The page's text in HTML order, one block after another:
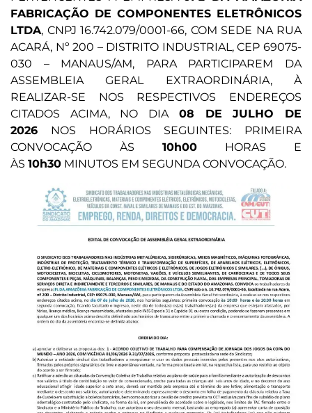
FABRICAÇÃO DE COMPONENTES ELETRÔNICOS
LTDA, CNPJ 16.742.079/0001-66, COM SEDE NA RUA
ACARÁ, Nº 200 – DISTRITO INDUSTRIAL, CEP 69075-
030 – MANAUS/AM, PARA PARTICIPAREM DA
ASSEMBLEIA GERAL EXTRAORDINÁRIA, À
REALIZAR-SE NOS RESPECTIVOS ENDEREÇOS
CITADOS ACIMA, NO DIA 08 DE JULHO DE
2026 NOS HORÁRIOS SEGUINTES: PRIMEIRA
CONVOCAÇÃO ÀS 10h00 HORAS E
ÀS 10h30 MINUTOS EM SEGUNDA CONVOCAÇÃO.